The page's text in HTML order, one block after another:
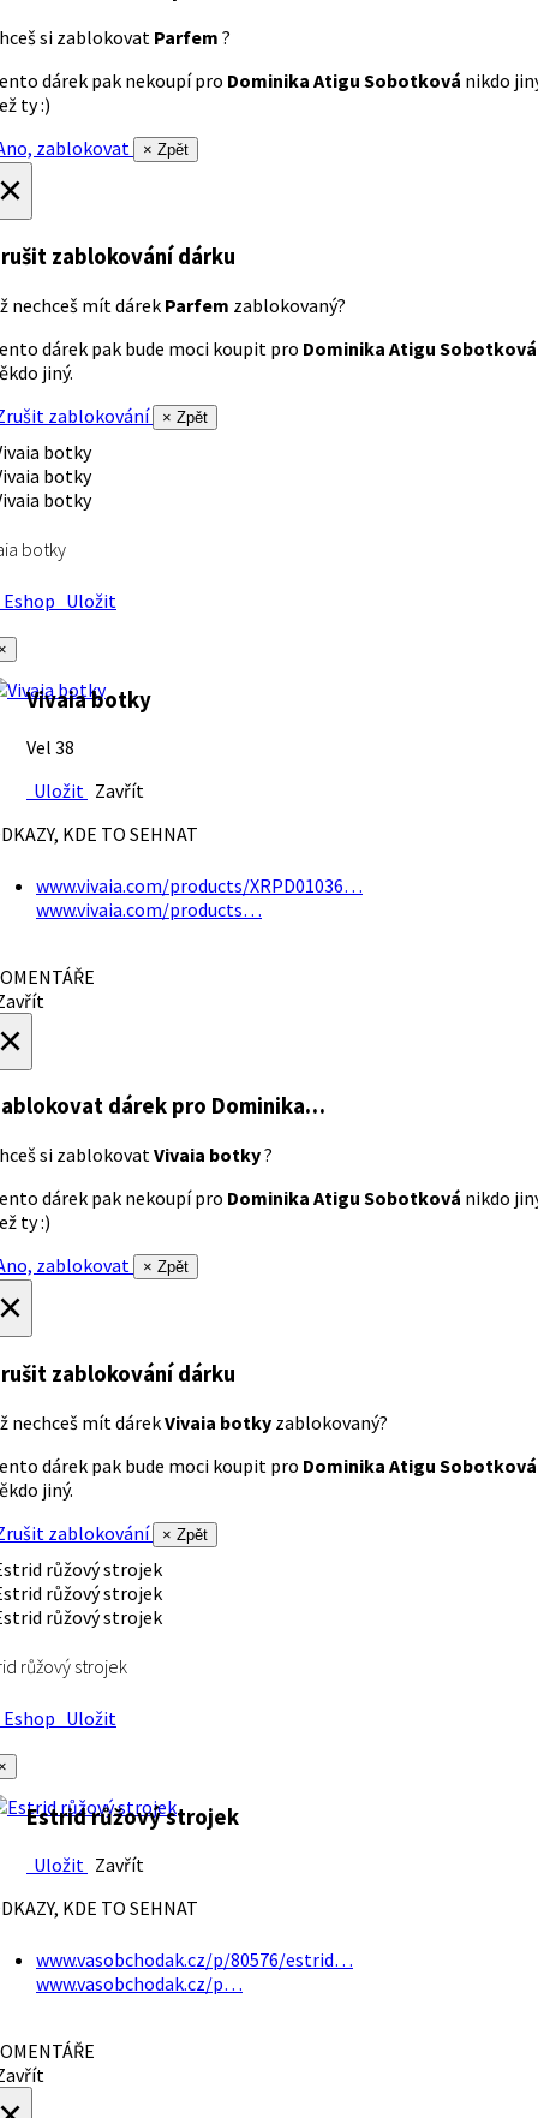
si zablokovat Parfem ?
dárek pak nekoupí pro Dominika Atigu Sobotková nikdo
ty :)
zablokovat
× Zpět
zablokování dárku
nechceš mít dárek Parfem zablokovaný?
dárek pak bude moci koupit pro Dominika Atigu Sobotková
jiný.
zablokování
× Zpět
botky
Uložit
Vivaia botky
Vel 38
Uložit Zavřít
KDE TO SEHNAT
www.vivaia.com/products/XRPD01036…
www.vivaia.com/products…
dárek pro Dominika…
si zablokovatVivaia botky?
dárek pak nekoupí pro Dominika Atigu Sobotková nikdo
ty :)
zablokovat
× Zpět
zablokování dárku
nechceš mít dárekVivaia botky zablokovaný?
dárek pak bude moci koupit pro Dominika Atigu Sobotková
jiný.
zablokování
× Zpět
růžový strojek
Uložit
Estrid růžový strojek
Uložit Zavřít
KDE TO SEHNAT
www.vasobchodak.cz/p/80576/estrid…
www.vasobchodak.cz/p…